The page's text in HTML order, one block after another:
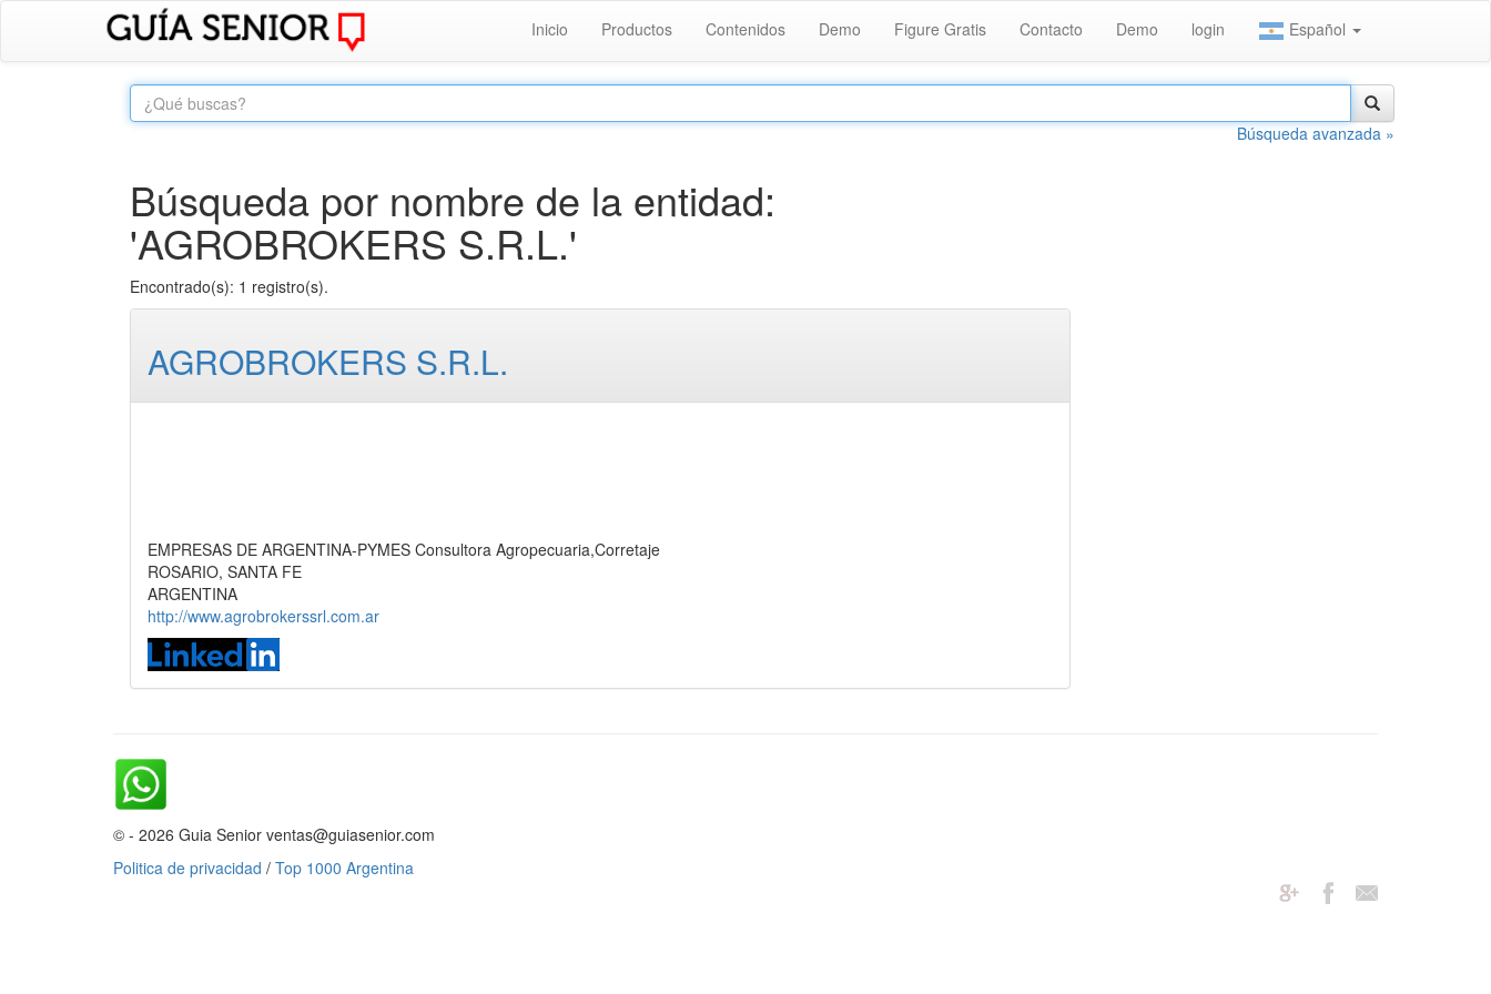
Inicio Productos Contenidos Demo Figure Gratis Contacto Demo login Español
Búsqueda avanzada »
Búsqueda por nombre de la entidad:
'AGROBROKERS S.R.L.'
Encontrado(s): 1 registro(s).
AGROBROKERS S.R.L.
EMPRESAS DE ARGENTINA-PYMES Consultora Agropecuaria,Corretaje
ROSARIO, SANTA FE
ARGENTINA
http://www.agrobrokerssrl.com.ar
© - 2026 Guia Senior ventas@guiasenior.com
Politica de privacidad / Top 1000 Argentina